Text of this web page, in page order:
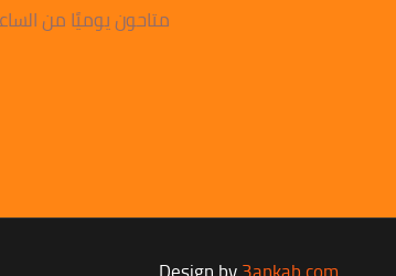
متاحون يوميًا من الساعة 9 صباحًا حتى 10